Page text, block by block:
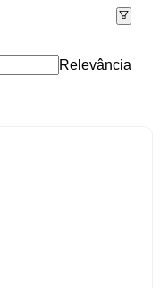
Relevância